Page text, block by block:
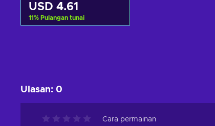
USD 4.61
11% Pulangan tunai
Ulasan: 0
Cara permainan